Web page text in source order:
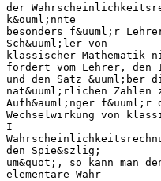
der
k&ouml;nnte
besonders f&uuml;r
Sch&uuml;ler von
klassischer Mathematik
fordert vom Lehrer, den
und den Satz &uuml;ber
nat&uuml;rlichen
Aufh&auml;nger
Wechselwirkung von
I
den Spie&szlig;
um&quot;, so kann man
elementare Wahr-